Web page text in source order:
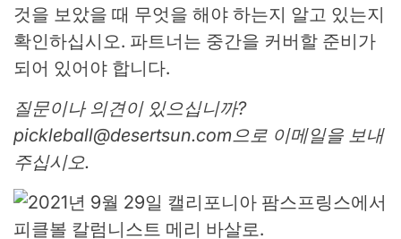
것을 보았을 때 무엇을 해야 하는지 알고 있는지
확인하십시오. 파트너는 중간을 커버할 준비가
되어 있어야 합니다.
질문이나 의견이 있으십니까?
pickleball@desertsun.com으로 이메일을 보내
주십시오.